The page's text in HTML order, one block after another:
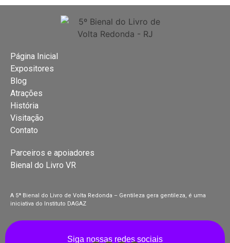
Página Inicial
Expositores
Blog
Atrações
História
Visitação
Contato
Parceiros e apoiadores
Bienal do Livro VR
A 5ª Bienal do Livro de Volta Redonda – Gentileza gera gentileza, é uma
iniciativa do Instituto DAGAZ
Siga nossas redes sociais